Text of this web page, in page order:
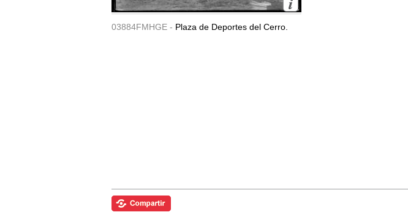
03884FMHGE - Plaza de Deportes del Cerro.